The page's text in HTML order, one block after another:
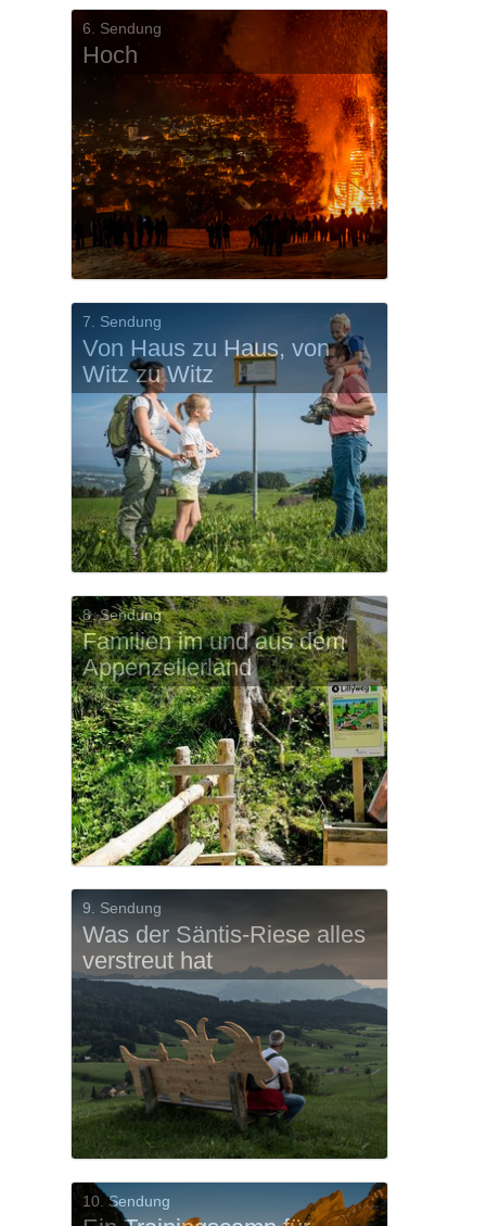
6. Sendung
Hoch
7. Sendung
Von Haus zu Haus, von
Witz zu Witz
8. Sendung
Familien im und aus dem
Appenzellerland
9. Sendung
Was der Säntis-Riese alles
verstreut hat
10. Sendung